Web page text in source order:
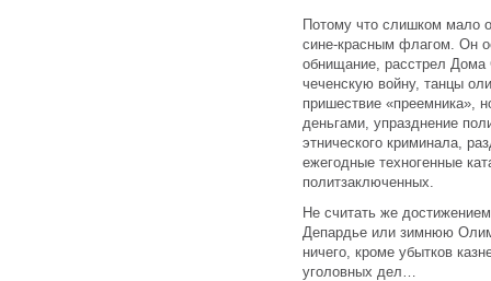
Потому что слишком мало
сине-красным флагом. Он
обнищание, расстрел Дома
чеченскую войну, танцы
пришествие «преемника»,
деньгами, упразднение
этнического криминала,
ежегодные техногенные
политзаключенных.
Не считать же
Депардье или зимнюю
ничего, кроме убытков
уголовных дел…